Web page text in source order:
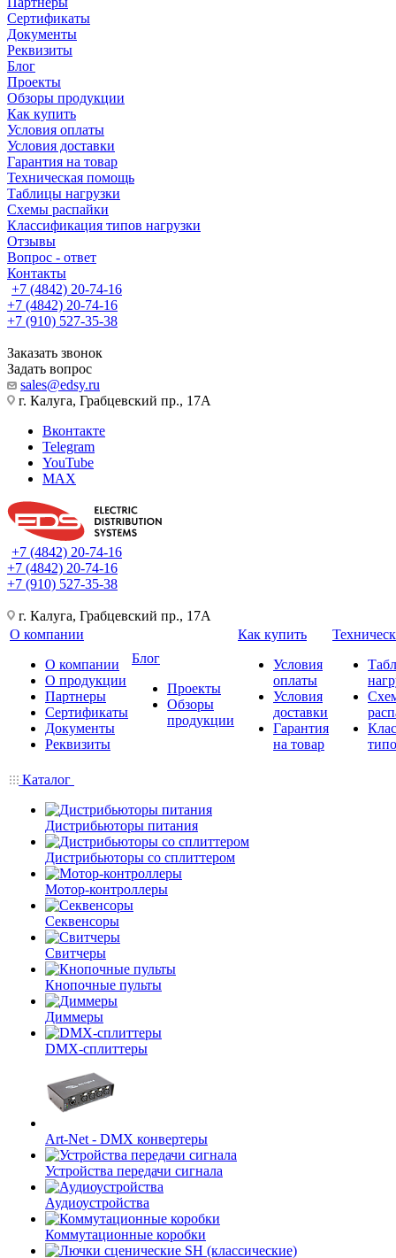
Сертификаты
Документы
Реквизиты
Блог
Проекты
Обзоры продукции
Как купить
Условия оплаты
Условия доставки
Гарантия на товар
Техническая помощь
Таблицы нагрузки
Схемы распайки
Классификация типов нагрузки
Отзывы
Вопрос - ответ
Контакты
+7 (4842) 20-74-16
+7 (4842) 20-74-16
+7 (910) 527-35-38
Заказать звонок
Задать вопрос
sales@edsy.ru
г. Калуга, Грабцевский пр., 17А
Вконтакте
Telegram
YouTube
MAX
+7 (4842) 20-74-16
+7 (4842) 20-74-16
+7 (910) 527-35-38
г. Калуга, Грабцевский пр., 17А
О компании
О компании
О продукции
Партнеры
Сертификаты
Документы
Реквизиты
Блог
Проекты
Обзоры
продукции
Как купить
Условия
оплаты
Условия
доставки
Гарантия
на товар
Каталог
Дистрибьюторы питания
Дистрибьюторы со сплиттером
Мотор-контроллеры
Секвенсоры
Свитчеры
Кнопочные пульты
Диммеры
DMX-сплиттеры
Art-Net - DMX конвертеры
Устройства передачи сигнала
Аудиоустройства
Коммутационные коробки